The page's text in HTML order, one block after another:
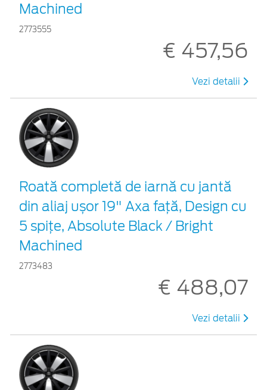
Machined
2773555
€ 457,56
Vezi detalii
Roată completă de iarnă cu jantă
din aliaj ușor 19" Axa față, Design cu
5 spițe, Absolute Black / Bright
Machined
2773483
€ 488,07
Vezi detalii